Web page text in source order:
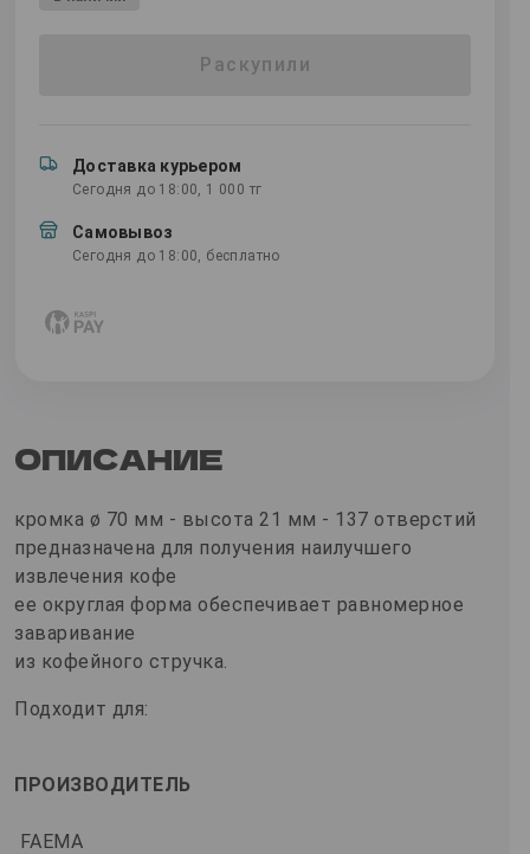
Раскупили
Доставка курьером
Сегодня до 18:00, 1 000 тг
Самовывоз
Сегодня до 18:00, бесплатно
ОПИСАНИЕ
кромка ø 70 мм - высота 21 мм - 137 отверстий
предназначена для получения наилучшего
извлечения кофе
ее округлая форма обеспечивает равномерное
заваривание
из кофейного стручка.
Подходит для:
ПРОИЗВОДИТЕЛЬ
FAEMA